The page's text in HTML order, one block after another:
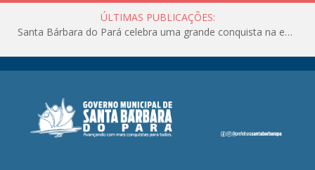
ÚLTIMAS PUBLICAÇÕES:
Santa Bárbara do Pará celebra uma grande conquista na educação!